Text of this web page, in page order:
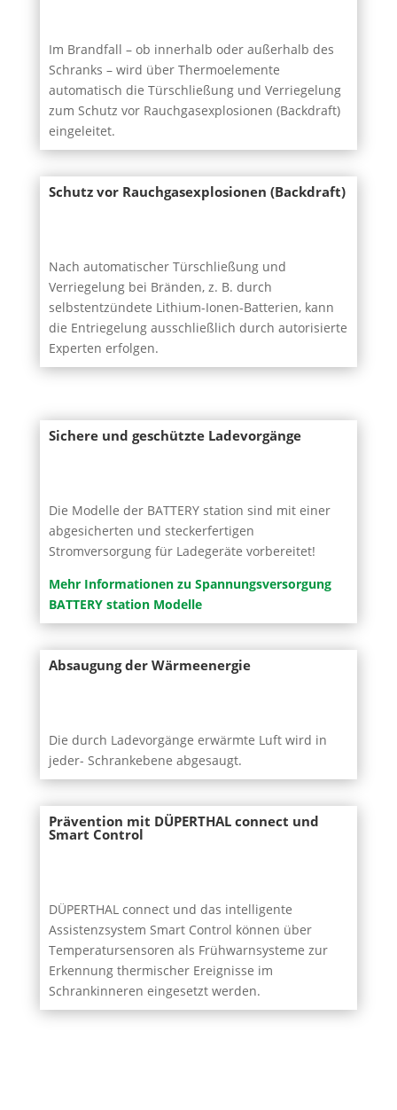
Im Brandfall – ob innerhalb oder außerhalb des
Schranks – wird über Thermoelemente
automatisch die Türschließung und Verriegelung
zum Schutz vor Rauchgasexplosionen (Backdraft)
eingeleitet.
Schutz vor Rauchgasexplosionen (Backdraft)
Nach automatischer Türschließung und
Verriegelung bei Bränden, z. B. durch
selbstentzündete Lithium-Ionen-Batterien, kann
die Entriegelung ausschließlich durch autorisierte
Experten erfolgen.
Sichere und geschützte Ladevorgänge
Die Modelle der BATTERY station sind mit einer
abgesicherten und steckerfertigen
Stromversorgung für Ladegeräte vorbereitet!
Mehr Informationen zu Spannungsversorgung
BATTERY station Modelle
Absaugung der Wärmeenergie
Die durch Ladevorgänge erwärmte Luft wird in
jeder- Schrankebene abgesaugt.
Prävention mit DÜPERTHAL connect und
Smart Control
DÜPERTHAL connect und das intelligente
Assistenzsystem Smart Control können über
Temperatursensoren als Frühwarnsysteme zur
Erkennung thermischer Ereignisse im
Schrankinneren eingesetzt werden.